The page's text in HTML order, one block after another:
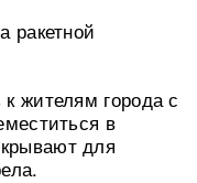
ракетной
жителям города с
в
для